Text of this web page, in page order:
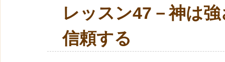
レッスン47－神は
信頼する